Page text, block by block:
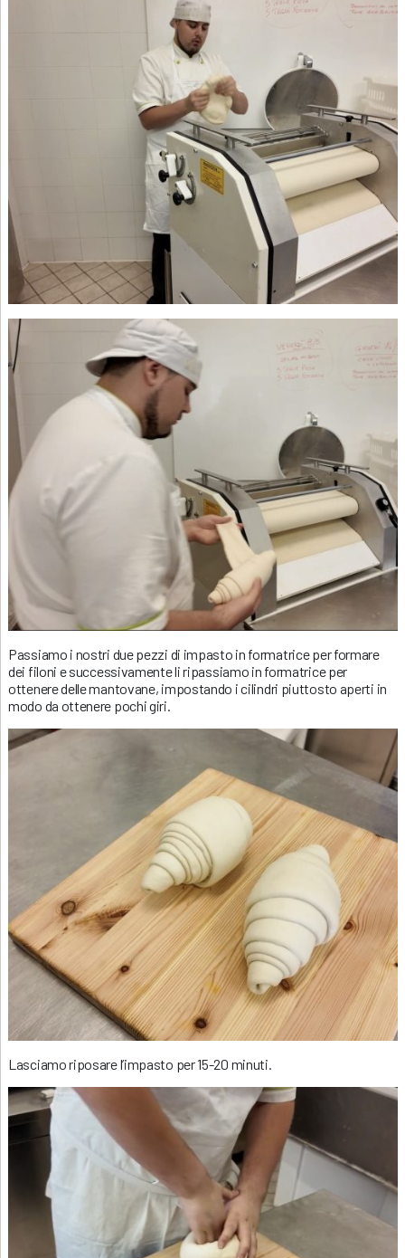
Passiamo i nostri due pezzi di impasto in formatrice per formare
dei filoni e successivamente li ripassiamo in formatrice per
ottenere delle mantovane, impostando i cilindri piuttosto aperti in
modo da ottenere pochi giri.
Lasciamo riposare l’impasto per 15-20 minuti.